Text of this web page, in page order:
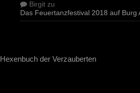
Birgit zu
Das Feuertanzfestival 2018 auf Burg
Hexenbuch der Verzauberten